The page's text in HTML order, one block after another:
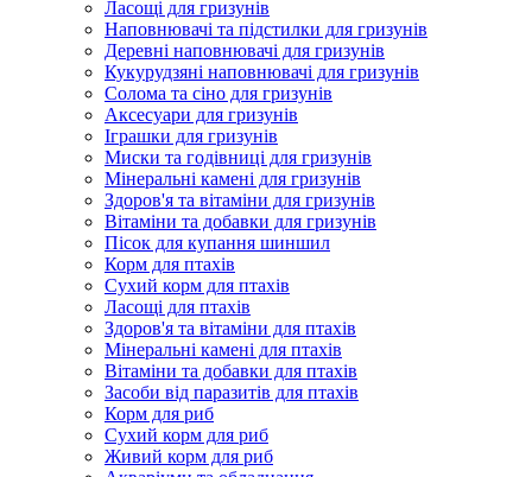
Ласощі для гризунів
Наповнювачі та підстилки для гризунів
Деревні наповнювачі для гризунів
Кукурудзяні наповнювачі для гризунів
Солома та сіно для гризунів
Аксесуари для гризунів
Іграшки для гризунів
Миски та годівниці для гризунів
Мінеральні камені для гризунів
Здоров'я та вітаміни для гризунів
Вітаміни та добавки для гризунів
Пісок для купання шиншил
Корм для птахів
Сухий корм для птахів
Ласощі для птахів
Здоров'я та вітаміни для птахів
Мінеральні камені для птахів
Вітаміни та добавки для птахів
Засоби від паразитів для птахів
Корм для риб
Сухий корм для риб
Живий корм для риб